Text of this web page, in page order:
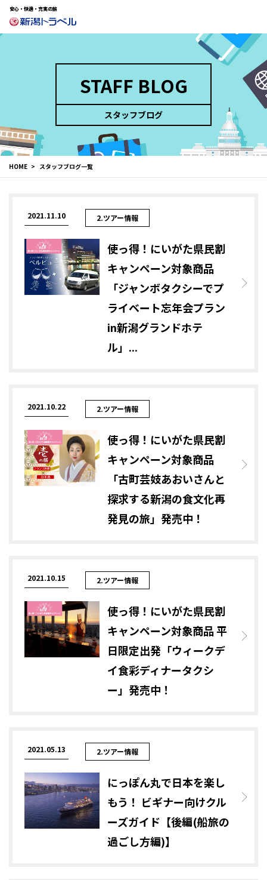
安心・快適・充実の旅
STAFF BLOG
スタッフブログ
HOME スタッフブログ一覧
2021.11.10 2.ツアー情報
使っ得！にいがた県民割
キャンペーン対象商品
「ジャンボタクシーでプ
ライベート忘年会プラン
in新潟グランドホテ
ル」...
2021.10.22 2.ツアー情報
使っ得！にいがた県民割
キャンペーン対象商品
「古町芸妓あおいさんと
探求する新潟の食文化再
発見の旅」発売中！
2021.10.15 2.ツアー情報
使っ得！にいがた県民割
キャンペーン対象商品 平
日限定出発「ウィークデ
イ食彩ディナータクシ
ー」発売中！
2021.05.13 2.ツアー情報
にっぽん丸で日本を楽し
もう！ ビギナー向けクル
ーズガイド【後編(船旅の
過ごし方編)】